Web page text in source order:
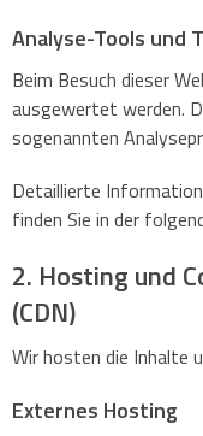
Analyse-Tools und
Beim Besuch dieser
ausgewertet werden.
sogenannten
Detaillierte
finden Sie in der
2. Hosting und
(CDN)
Wir hosten die Inhalte
Externes Hosting